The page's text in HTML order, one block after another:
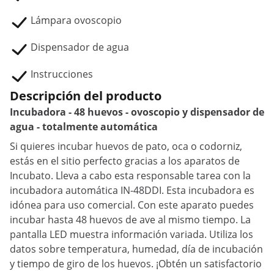
Lámpara ovoscopio
Dispensador de agua
Instrucciones
Descripción del producto
Incubadora - 48 huevos - ovoscopio y dispensador de
agua - totalmente automática
Si quieres incubar huevos de pato, oca o codorniz,
estás en el sitio perfecto gracias a los aparatos de
Incubato. Lleva a cabo esta responsable tarea con la
incubadora automática IN-48DDI. Esta incubadora es
idónea para uso comercial. Con este aparato puedes
incubar hasta 48 huevos de ave al mismo tiempo. La
pantalla LED muestra información variada. Utiliza los
datos sobre temperatura, humedad, día de incubación
y tiempo de giro de los huevos. ¡Obtén un satisfactorio